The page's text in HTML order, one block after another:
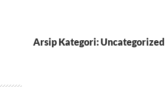
Arsip Kategori: Uncategorized